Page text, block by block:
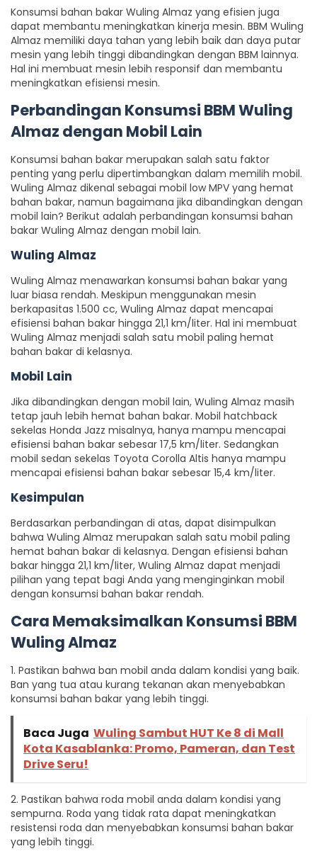
Konsumsi bahan bakar Wuling Almaz yang efisien juga
dapat membantu meningkatkan kinerja mesin. BBM Wuling
Almaz memiliki daya tahan yang lebih baik dan daya putar
mesin yang lebih tinggi dibandingkan dengan BBM lainnya.
Hal ini membuat mesin lebih responsif dan membantu
meningkatkan efisiensi mesin.
Perbandingan Konsumsi BBM Wuling
Almaz dengan Mobil Lain
Konsumsi bahan bakar merupakan salah satu faktor
penting yang perlu dipertimbangkan dalam memilih mobil.
Wuling Almaz dikenal sebagai mobil low MPV yang hemat
bahan bakar, namun bagaimana jika dibandingkan dengan
mobil lain? Berikut adalah perbandingan konsumsi bahan
bakar Wuling Almaz dengan mobil lain.
Wuling Almaz
Wuling Almaz menawarkan konsumsi bahan bakar yang
luar biasa rendah. Meskipun menggunakan mesin
berkapasitas 1.500 cc, Wuling Almaz dapat mencapai
efisiensi bahan bakar hingga 21,1 km/liter. Hal ini membuat
Wuling Almaz menjadi salah satu mobil paling hemat
bahan bakar di kelasnya.
Mobil Lain
Jika dibandingkan dengan mobil lain, Wuling Almaz masih
tetap jauh lebih hemat bahan bakar. Mobil hatchback
sekelas Honda Jazz misalnya, hanya mampu mencapai
efisiensi bahan bakar sebesar 17,5 km/liter. Sedangkan
mobil sedan sekelas Toyota Corolla Altis hanya mampu
mencapai efisiensi bahan bakar sebesar 15,4 km/liter.
Kesimpulan
Berdasarkan perbandingan di atas, dapat disimpulkan
bahwa Wuling Almaz merupakan salah satu mobil paling
hemat bahan bakar di kelasnya. Dengan efisiensi bahan
bakar hingga 21,1 km/liter, Wuling Almaz dapat menjadi
pilihan yang tepat bagi Anda yang menginginkan mobil
dengan konsumsi bahan bakar rendah.
Cara Memaksimalkan Konsumsi BBM
Wuling Almaz
1. Pastikan bahwa ban mobil anda dalam kondisi yang baik.
Ban yang tua atau kurang tekanan akan menyebabkan
konsumsi bahan bakar yang lebih tinggi.
Baca Juga Wuling Sambut HUT Ke 8 di Mall
Kota Kasablanka: Promo, Pameran, dan Test
Drive Seru!
2. Pastikan bahwa roda mobil anda dalam kondisi yang
sempurna. Roda yang tidak rata dapat meningkatkan
resistensi roda dan menyebabkan konsumsi bahan bakar
yang lebih tinggi.